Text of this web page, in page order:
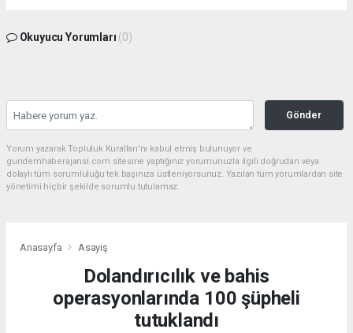
Okuyucu Yorumları (0)
Gönder
Yorum yazarak Topluluk Kuralları’nı kabul etmiş bulunuyor ve
gundemhaberajansi.com sitesine yaptığınız yorumunuzla ilgili doğrudan veya
dolaylı tüm sorumluluğu tek başınıza üstleniyorsunuz. Yazılan tüm yorumlardan site
yönetimi hiçbir şekilde sorumlu tutulamaz.
Anasayfa Asayiş
Dolandırıcılık ve bahis
operasyonlarında 100 şüpheli
tutuklandı